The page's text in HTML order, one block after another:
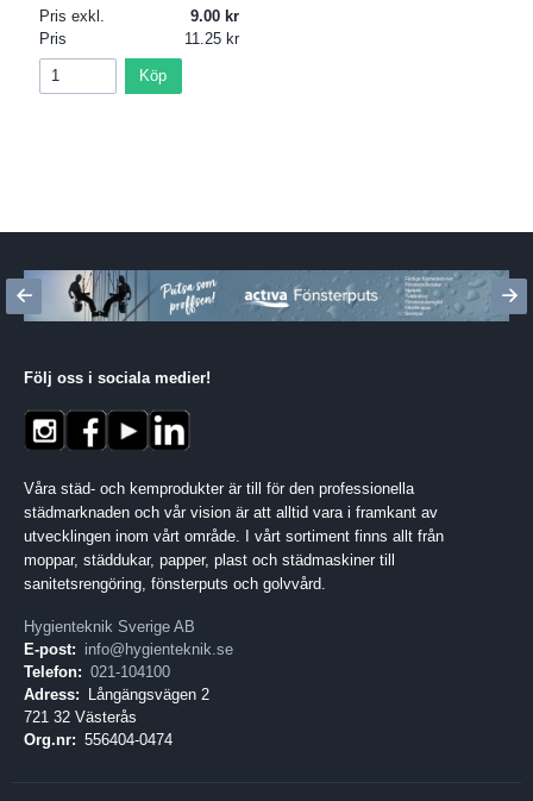
Pris exkl.
9.00
Pris
11.25
Köp
Följ oss i sociala medier!
Våra städ- och kemprodukter är till för den professionella
städmarknaden och vår vision är att alltid vara i framkant av
utvecklingen inom vårt område. I vårt sortiment finns allt från
moppar, städdukar, papper, plast och städmaskiner till
sanitetsrengöring, fönsterputs och golvvård.
Hygienteknik Sverige AB
E-post: info@hygienteknik.se
Telefon: 021-104100
Adress:
Långängsvägen 2
721 32 Västerås
Org.nr: 556404-0474